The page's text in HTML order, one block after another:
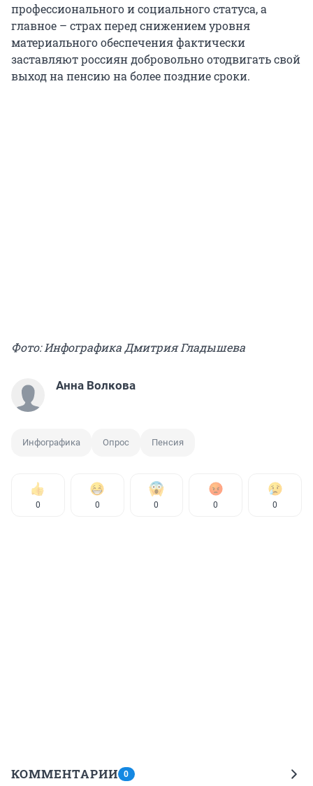
профессионального и социального статуса, а
главное – страх перед снижением уровня
материального обеспечения фактически
заставляют россиян добровольно отодвигать свой
выход на пенсию на более поздние сроки.
Фото: Инфографика Дмитрия Гладышева
Анна Волкова
Инфографика Опрос Пенсия
0 0 0 0 0
КОММЕНТАРИИ 0